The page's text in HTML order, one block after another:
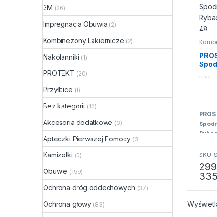
model
stałe
SKU:
Ten
3M (26)
Impregnacja Obuwia (2)
Kombinezony Lakiernicze (2)
Nakolanniki (1)
PROTEKT (20)
Przyłbice (1)
Bez kategorii (10)
Akcesoria dodatkowe (3)
Apteczki Pierwszej Pomocy (3)
Kamizelki (6)
Obuwie (199)
Ochrona dróg oddechowych (37)
Ochrona głowy (83)